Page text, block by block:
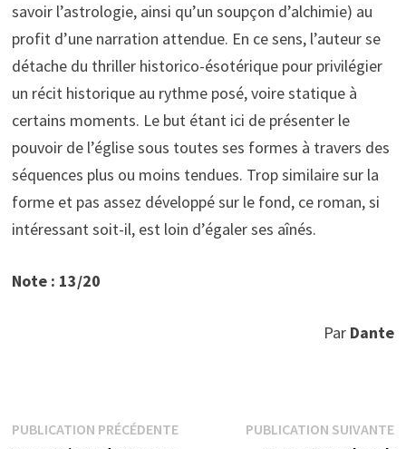
savoir l’astrologie, ainsi qu’un soupçon d’alchimie) au
profit d’une narration attendue. En ce sens, l’auteur se
détache du thriller historico-ésotérique pour privilégier
un récit historique au rythme posé, voire statique à
certains moments. Le but étant ici de présenter le
pouvoir de l’église sous toutes ses formes à travers des
séquences plus ou moins tendues. Trop similaire sur la
forme et pas assez développé sur le fond, ce roman, si
intéressant soit-il, est loin d’égaler ses aînés.
Note : 13/20
Par Dante
Navigation
PUBLICATION PRÉCÉDENTEPublicationPUBLICATION SUIVANTE